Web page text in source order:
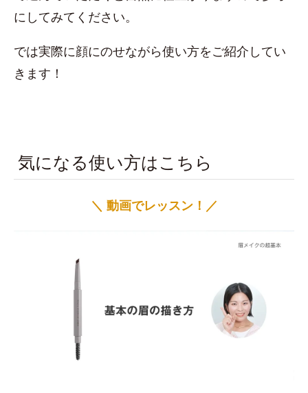
にしてみてください。
では実際に顔にのせながら使い方をご紹介してい
きます！
気になる使い方はこちら
＼ 動画でレッスン！／